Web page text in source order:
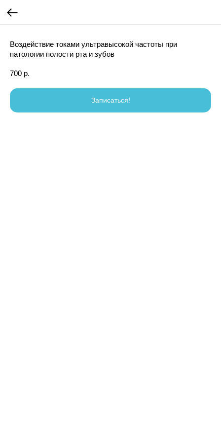
Воздействие токами ультравысокой частоты при
патологии полости рта и зубов
700 р.
Записаться!